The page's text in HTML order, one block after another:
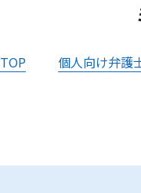
個人向け弁護